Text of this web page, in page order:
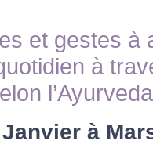
et gestes à
à
l’Ayurveda
à